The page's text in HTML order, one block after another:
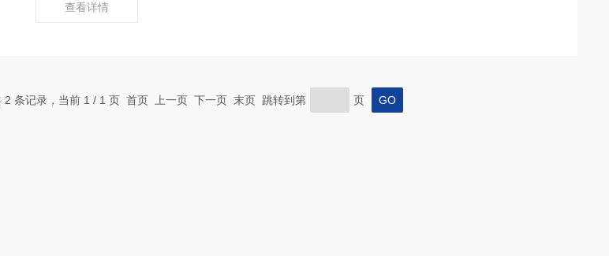
查看详情
2 条记录，当前 1 / 1 页 首页 上一页 下一页 末页 跳转到第 页